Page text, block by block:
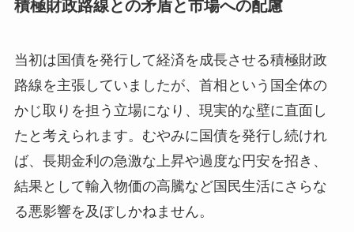
積極財政路線との矛盾と市場への配慮
当初は国債を発行して経済を成長させる積極財政
路線を主張していましたが、首相という国全体の
かじ取りを担う立場になり、現実的な壁に直面し
たと考えられます。むやみに国債を発行し続けれ
ば、長期金利の急激な上昇や過度な円安を招き、
結果として輸入物価の高騰など国民生活にさらな
る悪影響を及ぼしかねません。